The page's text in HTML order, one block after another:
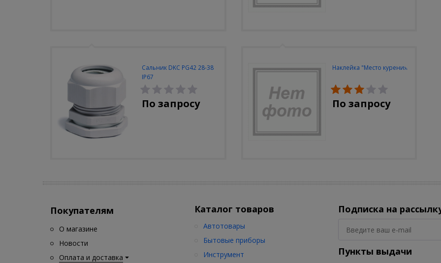
Сальник DKC PG42 28-38
IP67
По запросу
Наклейка "Место курения"
По запросу
Покупателям
О магазине
Новости
Оплата и доставка
Каталог товаров
Автотовары
Бытовые приборы
Инструмент
Подписка на
Пункты выдачи